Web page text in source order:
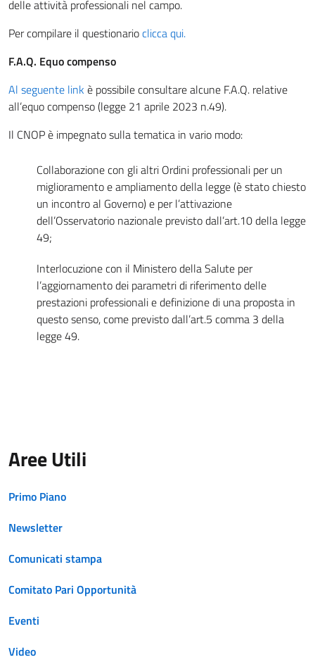
delle attività professionali nel campo.
Per compilare il questionarioclicca qui.
F.A.Q. Equo compenso
Al seguente link è possibile consultare alcune F.A.Q. relative
all’equo compenso (legge 21 aprile 2023 n.49).
Il CNOP è impegnato sulla tematica in vario modo:
Collaborazione con gli altri Ordini professionali per un
miglioramento e ampliamento della legge (è stato chiesto
un incontro al Governo) e per l’attivazione
dell’Osservatorio nazionale previsto dall’art.10 della legge
49;
Interlocuzione con il Ministero della Salute per
l’aggiornamento dei parametri di riferimento delle
prestazioni professionali e definizione di una proposta in
questo senso, come previsto dall’art.5 comma 3 della
legge 49.
Aree Utili
Primo Piano
Newsletter
Comunicati stampa
Comitato Pari Opportunità
Eventi
Video